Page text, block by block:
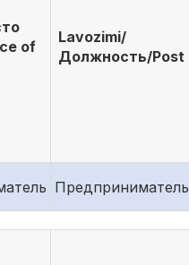
of
Lavozimi/
Должность/Post
Предприниматель